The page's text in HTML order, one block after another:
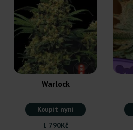
Warlock
Koupit nyní
1 790Kč